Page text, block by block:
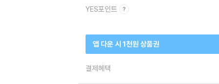
YES포인트
앱 다운 시 1천원 상품권
결제혜택